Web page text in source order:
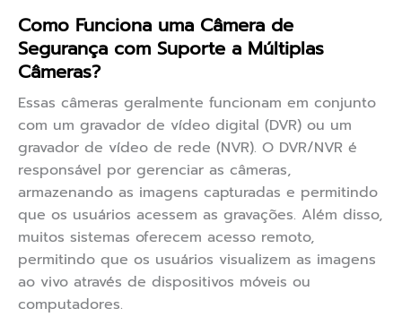
Como Funciona uma Câmera de
Segurança com Suporte a Múltiplas
Câmeras?
Essas câmeras geralmente funcionam em conjunto
com um gravador de vídeo digital (DVR) ou um
gravador de vídeo de rede (NVR). O DVR/NVR é
responsável por gerenciar as câmeras,
armazenando as imagens capturadas e permitindo
que os usuários acessem as gravações. Além disso,
muitos sistemas oferecem acesso remoto,
permitindo que os usuários visualizem as imagens
ao vivo através de dispositivos móveis ou
computadores.